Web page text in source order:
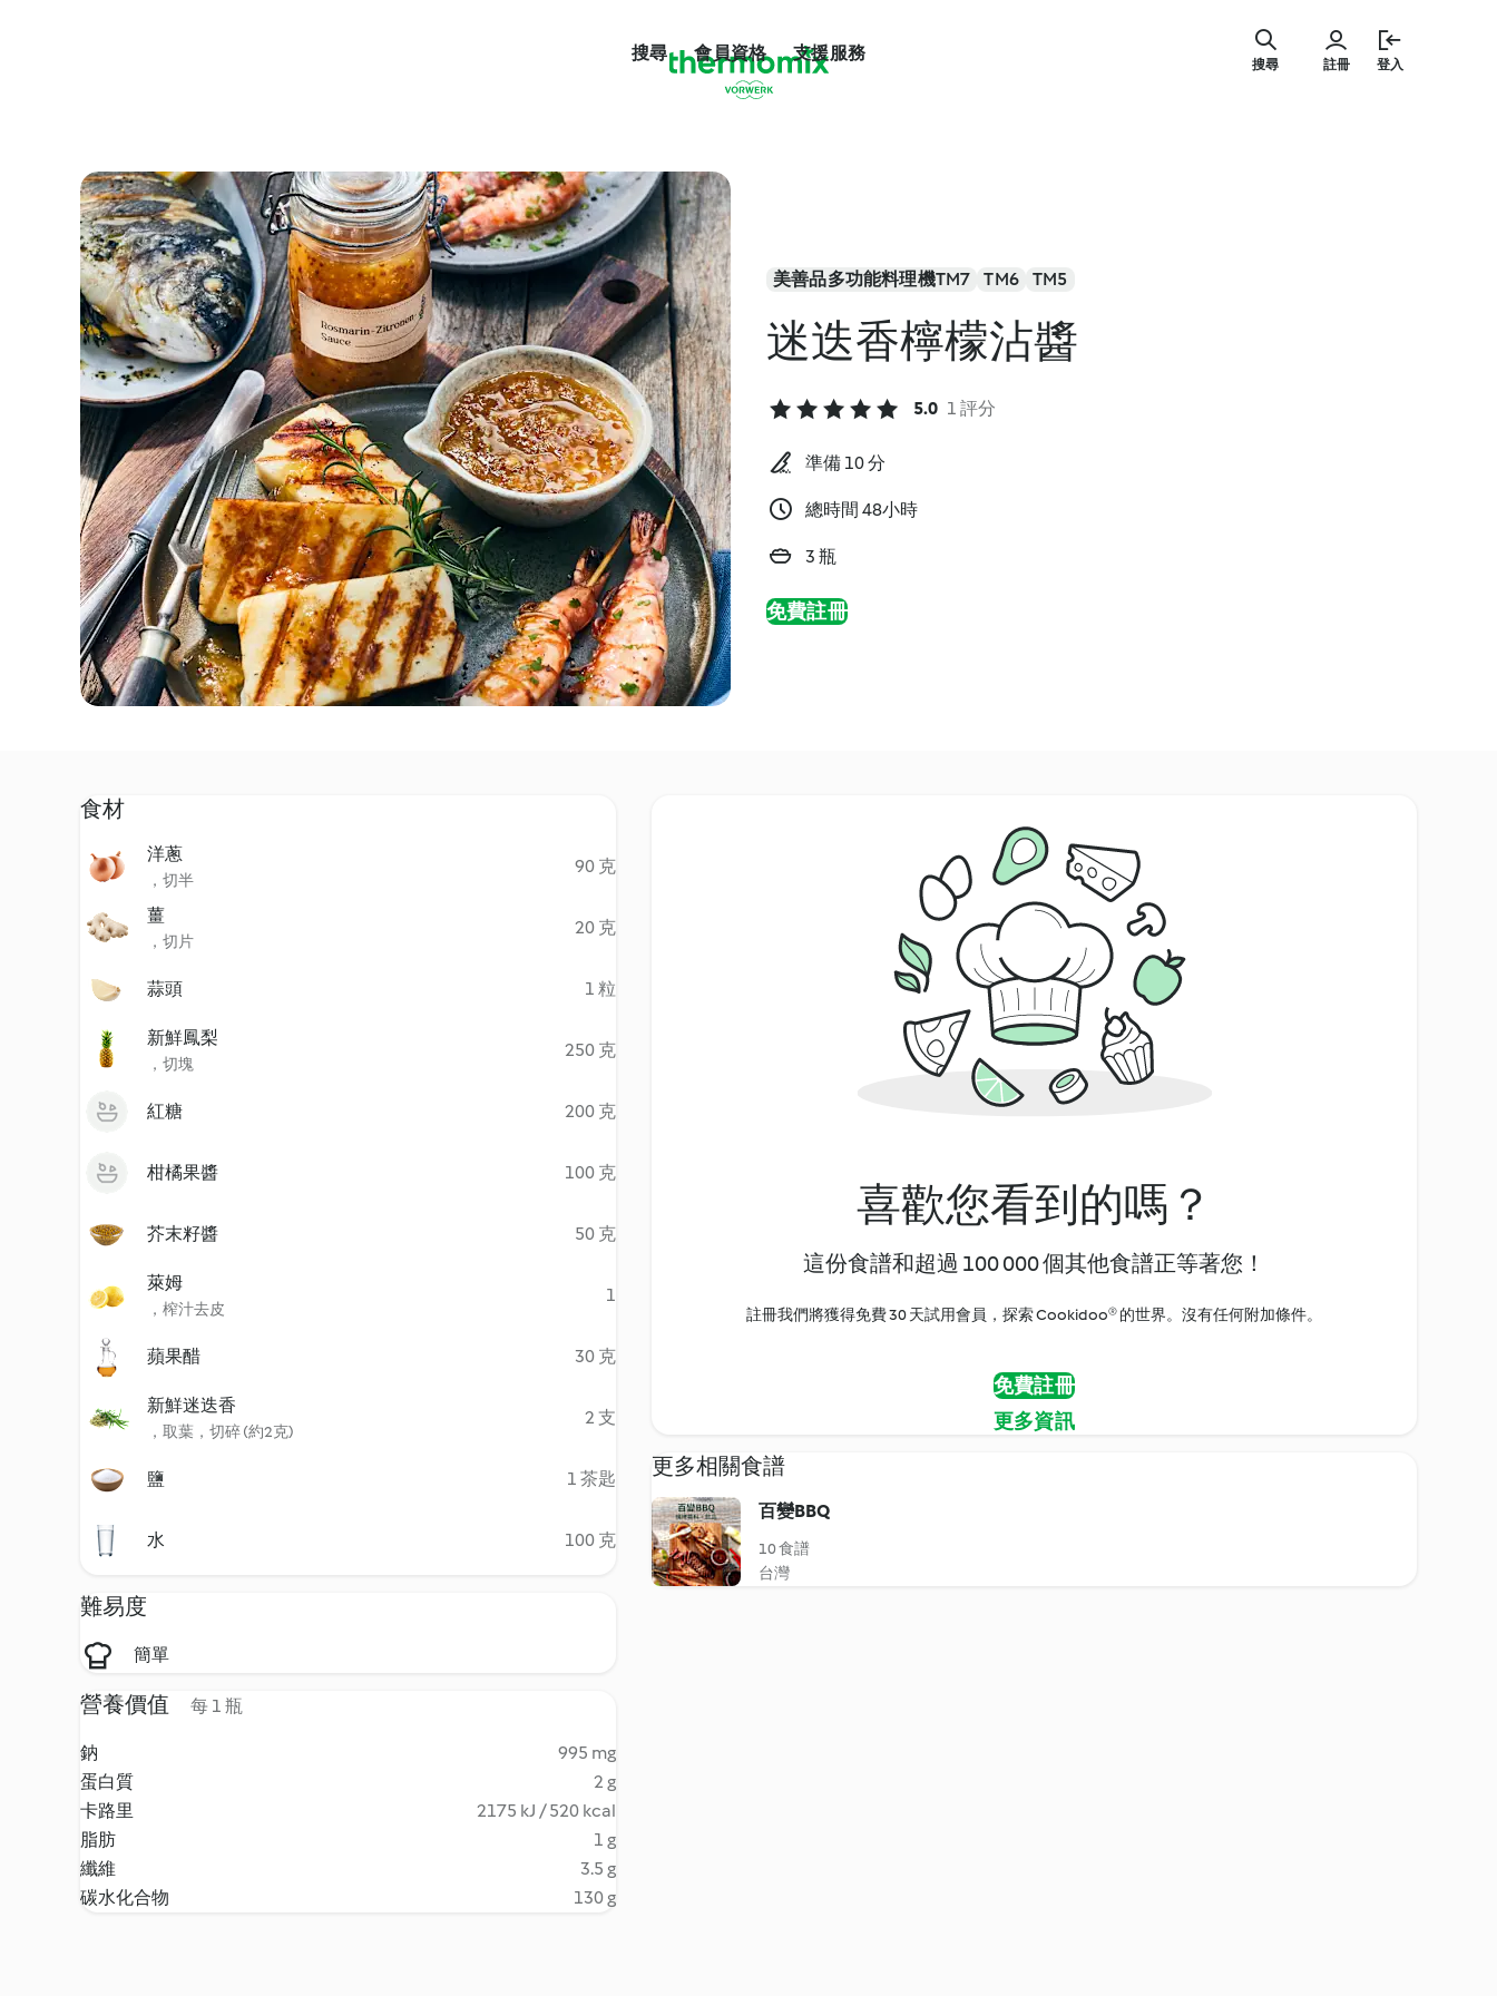
搜尋 會員資格 支援服務
註冊 登入
搜尋
美善品多功能料理機TM7 TM6 TM5
迷迭香檸檬沾醬
5.0 1 評分
準備 10 分
總時間 48小時
3 瓶
免費註冊
食材
洋蔥
，切半
90 克
薑
，切片
20 克
蒜頭 1 粒
新鮮鳳梨
，切塊
250 克
紅糖 200 克
柑橘果醬 100 克
芥末籽醬 50 克
萊姆
，榨汁去皮
1
蘋果醋 30 克
新鮮迷迭香
，取葉，切碎 (約2克)
2 支
鹽 1 茶匙
水 100 克
難易度
簡單
營養價值 每 1 瓶
鈉
995 mg
蛋白質
2 g
卡路里
2175 kJ / 520 kcal
脂肪
1 g
纖維
3.5 g
碳水化合物
130 g
喜歡您看到的嗎？
這份食譜和超過 100 000 個其他食譜正等著您！
註冊我們將獲得免費 30 天試用會員，探索 Cookidoo® 的世界。沒有任何附加條件。
免費註冊
更多資訊
更多相關食譜
百變BBQ
10 食譜
台灣